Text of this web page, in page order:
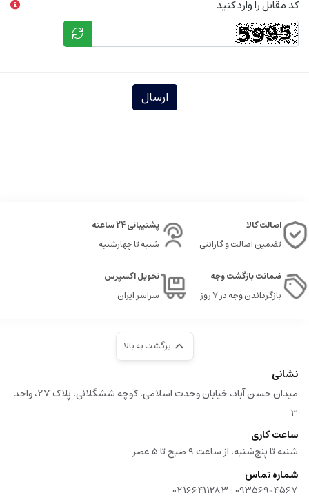
کد مقابل را وارد کنید
ارسال
اصالت کالا
تضمین اصالت و گارانتی
پشتیبانی 24 ساعته
شنبه تا چهارشنبه
ضمانت بازگشت وجه
بازگرداندن وجه در ۷ روز
تحویل اکسپرس
سراسر ایران
برگشت به بالا
نشانی
میدان حسن آباد، خیابان وحدت اسلامی، کوچه ششگلانی، پلاک 27، واحد
3
ساعت کاری
شنبه تا پنج‌شنبه، از ساعت ۹ صبح تا ۵ عصر
شماره تماس
09356904567
|
02166411283